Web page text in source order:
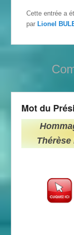
Cette entrée a
parLionel
Mot du